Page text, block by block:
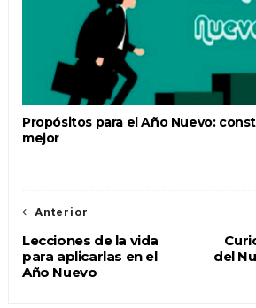
Propósitos para el Año Nuevo:
mejor
del
Anterior
Lecciones de la vida
para aplicarlas en el
Año Nuevo